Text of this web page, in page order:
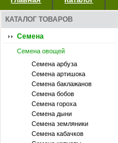
КАТАЛОГ ТОВАРОВ
Семена
Семена овощей
Семена арбуза
Семена артишока
Семена баклажанов
Семена бобов
Семена гороха
Семена дыни
Семена земляники
Семена кабачков